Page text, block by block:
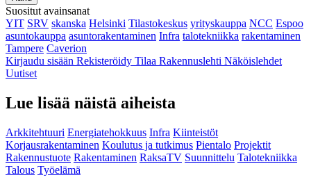
Suositut avainsanat
YIT SRV skanska Helsinki Tilastokeskus yrityskauppa NCC Espoo
asuntokauppa asuntorakentaminen Infra talotekniikka rakentaminen
Tampere Caverion
Kirjaudu sisään Rekisteröidy Tilaa Rakennuslehti Näköislehdet
Uutiset
Lue lisää näistä aiheista
Arkkitehtuuri Energiatehokkuus Infra Kiinteistöt
Korjausrakentaminen Koulutus ja tutkimus Pientalo Projektit
Rakennustuote Rakentaminen RaksaTV Suunnittelu Talotekniikka
Talous Työelämä